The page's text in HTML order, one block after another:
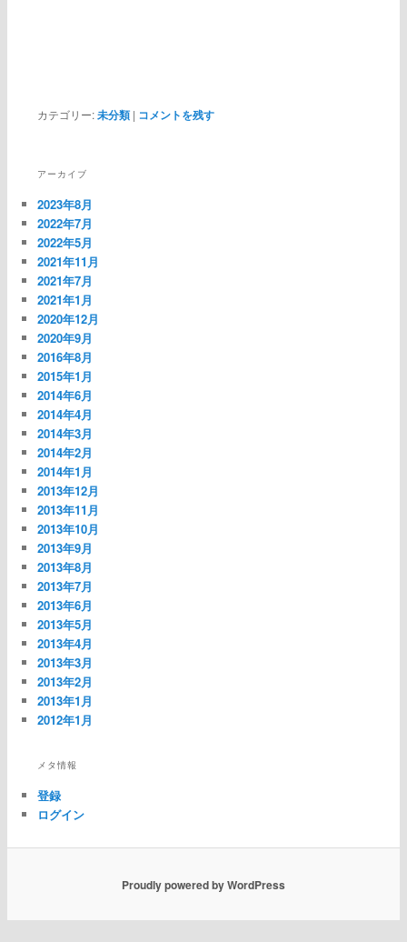
カテゴリー:未分類 | コメントを残す
アーカイブ
2023年8月
2022年7月
2022年5月
2021年11月
2021年7月
2021年1月
2020年12月
2020年9月
2016年8月
2015年1月
2014年6月
2014年4月
2014年3月
2014年2月
2014年1月
2013年12月
2013年11月
2013年10月
2013年9月
2013年8月
2013年7月
2013年6月
2013年5月
2013年4月
2013年3月
2013年2月
2013年1月
2012年1月
メタ情報
登録
ログイン
Proudly powered by WordPress